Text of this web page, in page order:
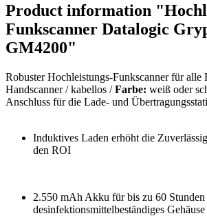
Product information
Funkscanner Datalogic
GM4200"
Robuster Hochleistungs-Funkscanner für alle
Handscanner / kabellos /Farbe: weiß oder
Anschluss für die Lade- und
Induktives Laden erhöht die
den ROI
2.550 mAh Akku für bis zu 60 Stunden
desinfektionsmittelbeständiges Gehäuse